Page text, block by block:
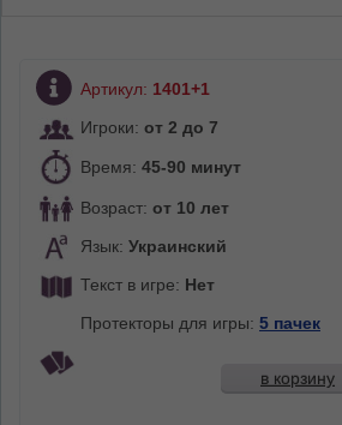
Артикул: 1401+1
Игроки: от 2 до 7
Время: 45-90 минут
Возраст: от 10 лет
Язык: Украинский
Текст в игре: Нет
Протекторы для игры: 5 пачек
в корзину